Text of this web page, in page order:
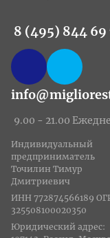
8 (495) 844 69
9.00 - 21.00
Индивидуальный
предприниматель
Точилин Тимур
Дмитриевич
ИНН 772874566189
325508100020350
Юридический адрес: